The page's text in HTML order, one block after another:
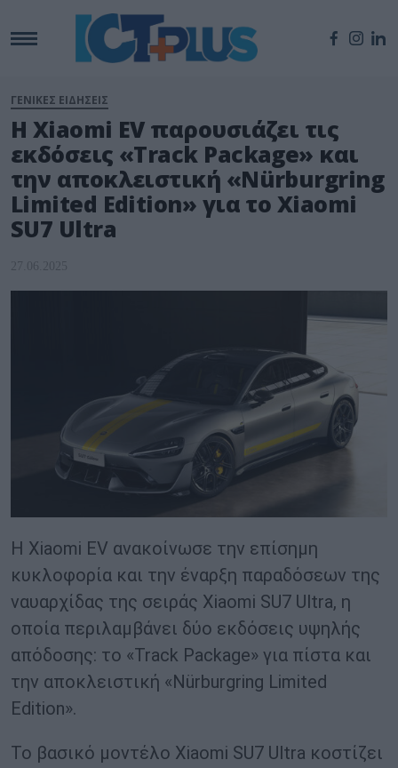
ΓΕΝΙΚΕΣ ΕΙΔΗΣΕΙΣ
Η Xiaomi EV παρουσιάζει τις
εκδόσεις «Track Package» και
την αποκλειστική «Nürburgring
Limited Edition» για το Xiaomi
SU7 Ultra
27.06.2025
Η Xiaomi EV ανακοίνωσε την επίσημη
κυκλοφορία και την έναρξη παραδόσεων της
ναυαρχίδας της σειράς Xiaomi SU7 Ultra, η
οποία περιλαμβάνει δύο εκδόσεις υψηλής
απόδοσης: το «Track Package» για πίστα και
την αποκλειστική «Nürburgring Limited
Edition».
Το βασικό μοντέλο Xiaomi SU7 Ultra κοστίζει